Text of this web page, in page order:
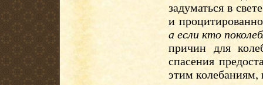
задуматься в
и
а если кто
причин для
спасения
этим колебаниям,